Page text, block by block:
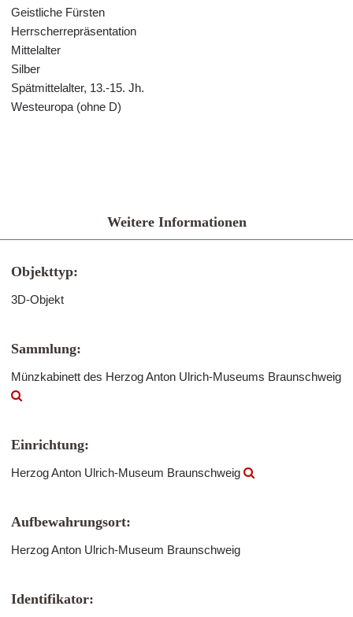
Geistliche Fürsten
Herrscherrepräsentation
Mittelalter
Silber
Spätmittelalter, 13.-15. Jh.
Westeuropa (ohne D)
Weitere Informationen
Objekttyp:
3D-Objekt
Sammlung:
Münzkabinett des Herzog Anton Ulrich-Museums Braunschweig
Einrichtung:
Herzog Anton Ulrich-Museum Braunschweig
Aufbewahrungsort:
Herzog Anton Ulrich-Museum Braunschweig
Identifikator: